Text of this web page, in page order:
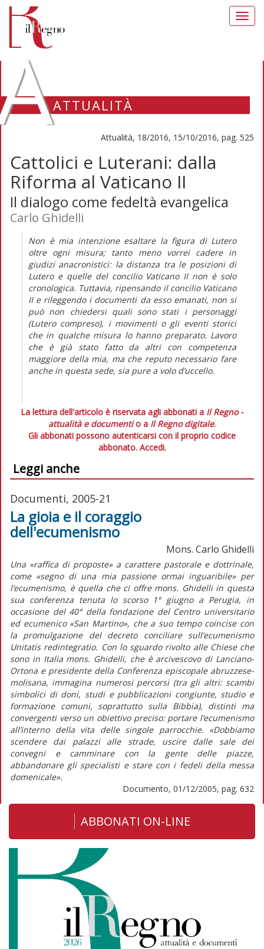
ATTUALITÀ
Attualità, 18/2016, 15/10/2016, pag. 525
Cattolici e Luterani: dalla
Riforma al Vaticano II
Il dialogo come fedeltà evangelica
Carlo Ghidelli
Non è mia intenzione esaltare la figura di Lutero
oltre ogni misura; tanto meno vorrei cadere in
giudizi anacronistici: la distanza tra le posizioni di
Lutero e quelle del concilio Vaticano II non è solo
cronologica. Tuttavia, ripensando il concilio Vaticano
II e rileggendo i documenti da esso emanati, non si
può non chiedersi quali sono stati i personaggi
(Lutero compreso), i movimenti o gli eventi storici
che in qualche misura lo hanno preparato. Lavoro
che è già stato fatto da altri con competenza
maggiore della mia, ma che reputo necessario fare
anche in questa sede, sia pure a volo d’uccello.
La lettura dell'articolo è riservata agli abbonati a Il Regno -
attualità e documentio a Il Regno digitale.
Gli abbonati possono autenticarsi con il proprio codice
abbonato. Accedi.
Leggi anche
Documenti, 2005-21
La gioia e il coraggio
dell'ecumenismo
Mons. Carlo Ghidelli
Una «raffica di proposte» a carattere pastorale e dottrinale,
come «segno di una mia passione ormai inguaribile» per
l’ecumenismo, è quella che ci offre mons. Ghidelli in questa
sua conferenza tenuta lo scorso 1° giugno a Perugia, in
occasione del 40° della fondazione del Centro universitario
ed ecumenico «San Martino», che a suo tempo coincise con
la promulgazione del decreto conciliare sull’ecumenismo
Unitatis redintegratio. Con lo sguardo rivolto alle Chiese che
sono in Italia mons. Ghidelli, che è arcivescovo di Lanciano-
Ortona e presidente della Conferenza episcopale abruzzese-
molisana, immagina numerosi percorsi (tra gli altri: scambi
simbolici di doni, studi e pubblicazioni congiunte, studio e
formazione comuni, soprattutto sulla Bibbia), distinti ma
convergenti verso un obiettivo preciso: portare l’ecumenismo
all’interno della vita delle singole parrocchie. «Dobbiamo
scendere dai palazzi alle strade, uscire dalle sale dei
convegni e camminare con la gente delle piazze,
abbandonare gli specialisti e stare con i fedeli della messa
domenicale».
Documento, 01/12/2005, pag. 632
ABBONATI ON-LINE